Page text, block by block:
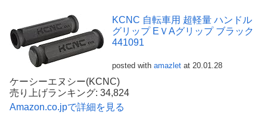
KCNC 自転車用 超軽量 ハンドル
グリップ EＶAグリップ ブラック
441091
posted with amazlet at 20.01.28
ケーシーエヌシー(KCNC)
売り上げランキング: 34,824
Amazon.co.jpで詳細を見る